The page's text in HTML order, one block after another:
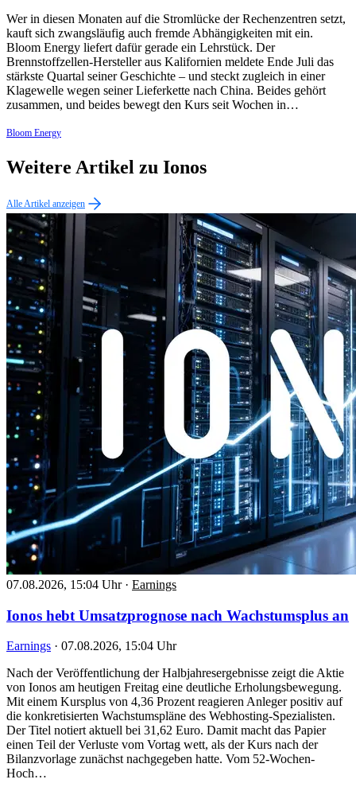
Wer in diesen Monaten auf die Stromlücke der Rechenzentren setzt,
kauft sich zwangsläufig auch fremde Abhängigkeiten mit ein.
Bloom Energy liefert dafür gerade ein Lehrstück. Der
Brennstoffzellen-Hersteller aus Kalifornien meldete Ende Juli das
stärkste Quartal seiner Geschichte – und steckt zugleich in einer
Klagewelle wegen seiner Lieferkette nach China. Beides gehört
zusammen, und beides bewegt den Kurs seit Wochen in…
Bloom Energy
Weitere Artikel zu Ionos
Alle Artikel anzeigen
07.08.2026, 15:04 Uhr · Earnings
Ionos hebt Umsatzprognose nach Wachstumsplus an
Earnings · 07.08.2026, 15:04 Uhr
Nach der Veröffentlichung der Halbjahresergebnisse zeigt die Aktie
von Ionos am heutigen Freitag eine deutliche Erholungsbewegung.
Mit einem Kursplus von 4,36 Prozent reagieren Anleger positiv auf
die konkretisierten Wachstumspläne des Webhosting-Spezialisten.
Der Titel notiert aktuell bei 31,62 Euro. Damit macht das Papier
einen Teil der Verluste vom Vortag wett, als der Kurs nach der
Bilanzvorlage zunächst nachgegeben hatte. Vom 52-Wochen-
Hoch…